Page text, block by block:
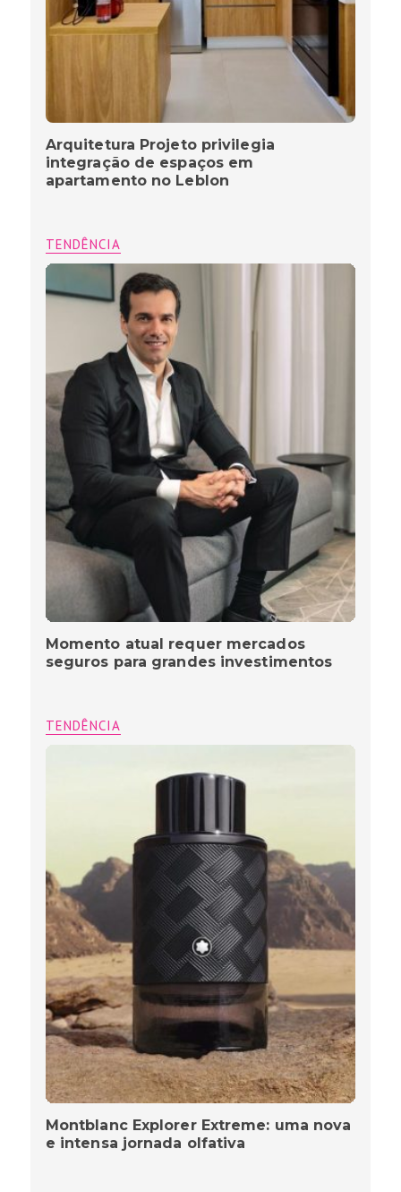
Arquitetura Projeto privilegia
integração de espaços em
apartamento no Leblon
TENDÊNCIA
Momento atual requer mercados
seguros para grandes investimentos
TENDÊNCIA
Montblanc Explorer Extreme: uma nova
e intensa jornada olfativa